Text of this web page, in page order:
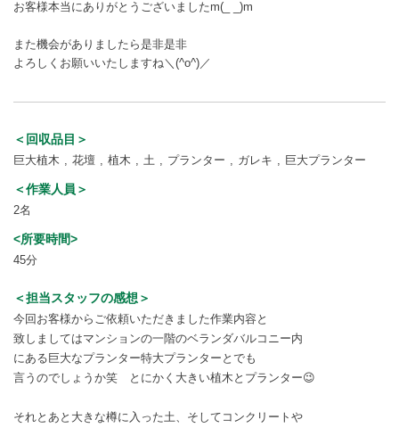
お客様本当にありがとうございましたm(_ _)m
また機会がありましたら是非是非
よろしくお願いいたしますね＼(^o^)／
＜回収品目＞
巨大植木 花壇 植木 土 プランター ガレキ 巨大プランター
＜作業人員＞
2名
<所要時間>
45分
＜担当スタッフの感想＞
今回お客様からご依頼いただきました作業内容と
致しましてはマンションの一階のベランダバルコニー内
にある巨大なプランター特大プランターとでも
言うのでしょうか笑 とにかく大きい植木とプランター😉
それとあと大きな樽に入った土、そしてコンクリートや